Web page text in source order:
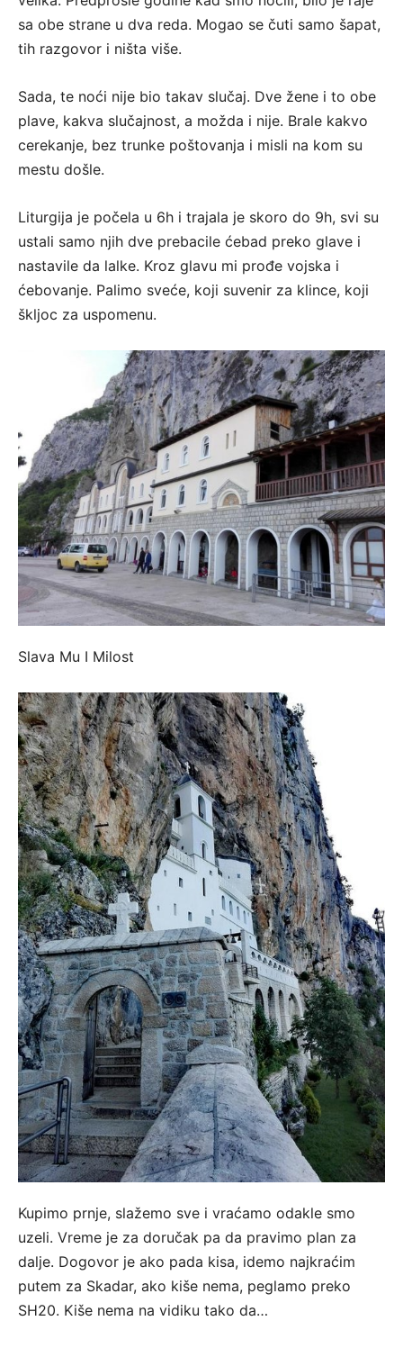
sa obe strane u dva reda. Mogao se čuti samo šapat,
tih razgovor i ništa više.
Sada, te noći nije bio takav slučaj. Dve žene i to obe
plave, kakva slučajnost, a možda i nije. Brale kakvo
cerekanje, bez trunke poštovanja i misli na kom su
mestu došle.
Liturgija je počela u 6h i trajala je skoro do 9h, svi su
ustali samo njih dve prebacile ćebad preko glave i
nastavile da lalke. Kroz glavu mi prođe vojska i
ćebovanje. Palimo sveće, koji suvenir za klince, koji
škljoc za uspomenu.
Slava Mu I Milost
Kupimo prnje, slažemo sve i vraćamo odakle smo
uzeli. Vreme je za doručak pa da pravimo plan za
dalje. Dogovor je ako pada kisa, idemo najkraćim
putem za Skadar, ako kiše nema, peglamo preko
SH20. Kiše nema na vidiku tako da…